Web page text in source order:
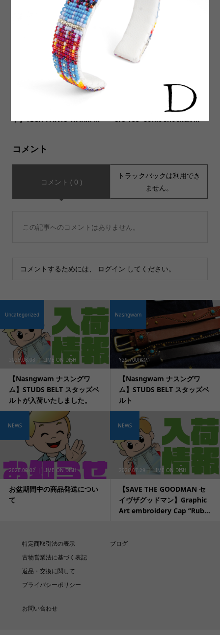
kid mohair Sweater ポート
ミックス キッドモヘヤセー...
ック)】2 Tone Neckwarmer
Snood ツートーン ネック...
【MOUNTAIN EQUIPMENT
ト】TECH PANTS WARM ...
【SOTA-COMICHEAD ソウタ
コミックヘッド】ART PRINT
S/S Tee “sonic shock&#...
コメント
コメント ( 0 )
トラックバックは利用でき
ません。
この記事へのコメントはありません。
コメントするためには、 ログイン してください。
2026.08.08 LIME ON DISH
【Nasngwam ナスングワ
ム】STUDS BELT スタッズベ
ルトが入荷いたしました。
Uncategorized
¥29,700(税込)
【Nasngwam ナスングワ
ム】STUDS BELT スタッズベ
ルト
Nasngwam
2026.08.02 LIME ON DISH
お盆期間中の商品発送につい
て
NEWS
2026.07.29 LIME ON DISH
【SAVE THE GOODMAN セ
イヴザグッドマン】Graphic
Art embroidery Cap “Rub...
NEWS
特定商取引法の表示
古物営業法に基づく表記
返品・交換に関して
プライバシーポリシー
ブログ
お問い合わせ